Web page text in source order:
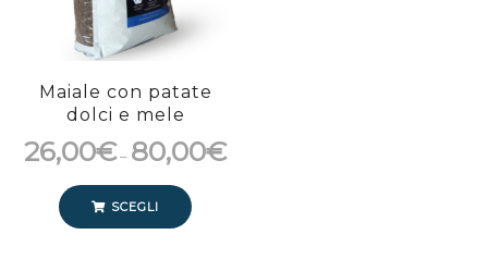
Maiale con patate
dolci e mele
26,00€– 80,00€
SCEGLI